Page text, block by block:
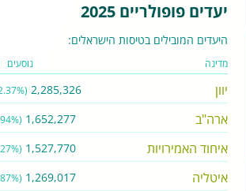
יעדים פופולריים 2025
היעדים המובילים בטיסות הישראלים:
מדינה נוסעים
יוון 2,285,326
(12.37%)
ארה"ב 1,652,277
(8.94%)
איחוד האמירויות 1,527,770
(8.27%)
איטליה 1,269,017
(6.87%)